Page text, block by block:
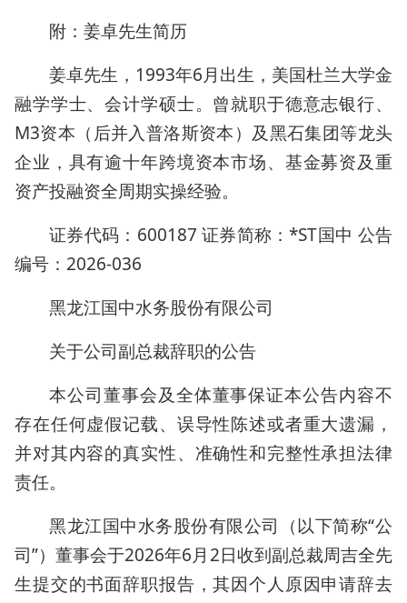
附：姜卓先生简历
姜卓先生，1993年6月出生，美国杜兰大学金
融学学士、会计学硕士。曾就职于德意志银行、
M3资本（后并入普洛斯资本）及黑石集团等龙头
企业，具有逾十年跨境资本市场、基金募资及重
资产投融资全周期实操经验。
证券代码：600187 证券简称：*ST国中 公告
编号：2026-036
黑龙江国中水务股份有限公司
关于公司副总裁辞职的公告
本公司董事会及全体董事保证本公告内容不
存在任何虚假记载、误导性陈述或者重大遗漏，
并对其内容的真实性、准确性和完整性承担法律
责任。
黑龙江国中水务股份有限公司（以下简称“公
司”）董事会于2026年6月2日收到副总裁周吉全先
生提交的书面辞职报告，其因个人原因申请辞去